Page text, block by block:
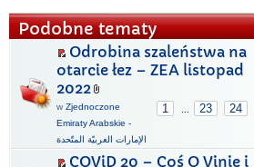
Podobne tematy
Odrobina szaleństwa na
otarcie łez – ZEA listopad
2022
1 23 24
w Zjednoczone
Emiraty Arabskie -
الإمارات العربيّة المتّحدة
COViD 20 – Coś O Vinie i